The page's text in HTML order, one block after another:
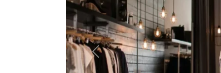
Précédente